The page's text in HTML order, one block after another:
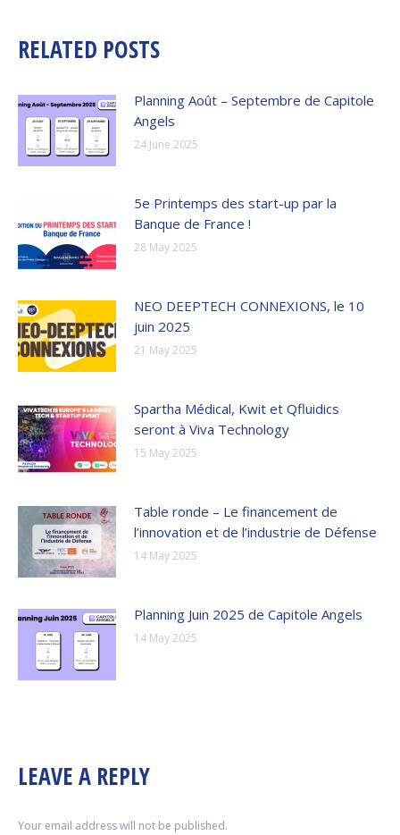
RELATED POSTS
Planning Août – Septembre de Capitole
Angels
24 June 2025
5e Printemps des start-up par la
Banque de France !
28 May 2025
NEO DEEPTECH CONNEXIONS, le 10
juin 2025
21 May 2025
Spartha Médical, Kwit et Qfluidics
seront à Viva Technology
15 May 2025
Table ronde – Le financement de
l’innovation et de l’industrie de Défense
14 May 2025
Planning Juin 2025 de Capitole Angels
14 May 2025
LEAVE A REPLY
Your email address will not be published.